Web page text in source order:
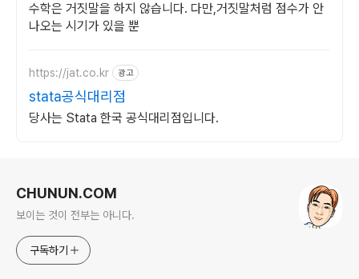
수학은 거짓말을 하지 않습니다. 다만,거짓말처럼 점수가 안
나오는 시기가 있을 뿐
https://jat.co.kr 광고
stata공식대리점
당사는 Stata 한국 공식대리점입니다.
CHUNUN.COM
보이는 것이 전부는 아니다.
구독하기